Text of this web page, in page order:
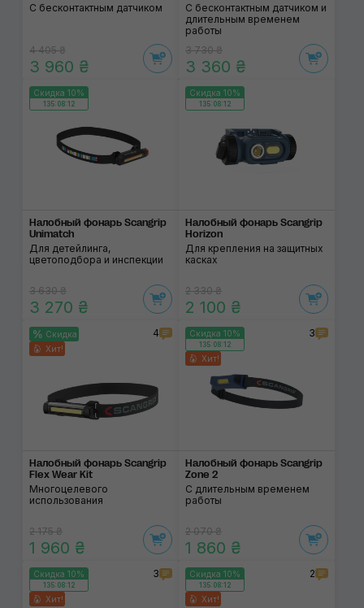
С бесконтактным датчиком
4 405 ₴
3 960 ₴
С бесконтактным датчиком и
длительным временем
работы
3 730 ₴
3 360 ₴
Скидка 10%
135:08:12
Налобный фонарь Scangrip
Unimatch
Для детейлинга,
цветоподбора и инспекции
3 630 ₴
3 270 ₴
Скидка 10%
135:08:12
Налобный фонарь Scangrip
Horizon
Для крепления на защитных
касках
2 330 ₴
2 100 ₴
Скидка
Хит!
4
Налобный фонарь Scangrip
Flex Wear Kit
Многоцелевого
использования
2 175 ₴
1 960 ₴
Скидка 10%
135:08:12
Хит!
3
Налобный фонарь Scangrip
Zone 2
С длительным временем
работы
2 070 ₴
1 860 ₴
Скидка 10%
135:08:12
Хит!
3 Скидка 10%
135:08:12
Хит!
2